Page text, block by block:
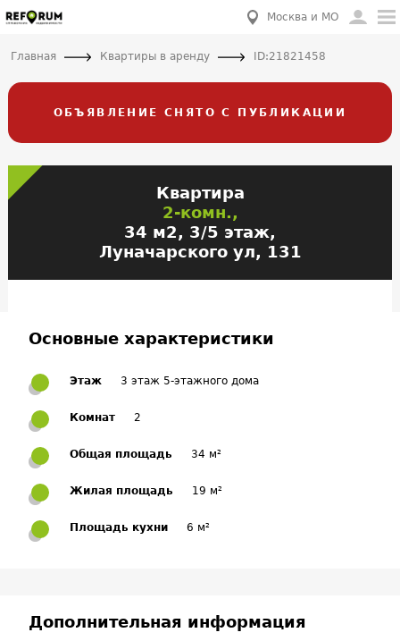
Москва и МО
Главная Квартиры в аренду ID:21821458
ОБЪЯВЛЕНИЕ СНЯТО С ПУБЛИКАЦИИ
Квартира
2-комн.,
34 м2, 3/5 этаж,
Луначарского ул, 131
Основные характеристики
Этаж 3 этаж 5-этажного дома
Комнат 2
Общая площадь 34 м²
Жилая площадь 19 м²
Площадь кухни 6 м²
Дополнительная информация